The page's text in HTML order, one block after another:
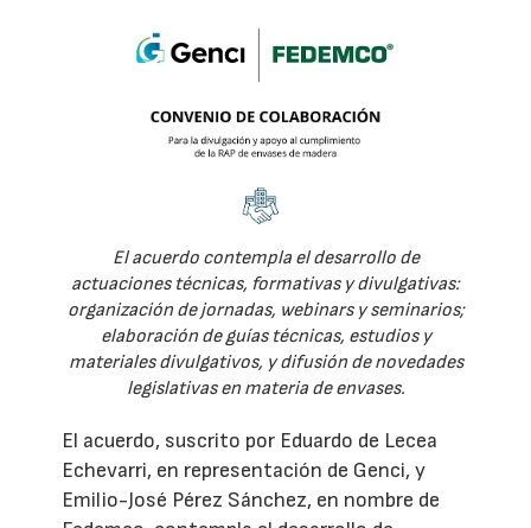
El acuerdo contempla el desarrollo de
actuaciones técnicas, formativas y divulgativas:
organización de jornadas, webinars y seminarios;
elaboración de guías técnicas, estudios y
materiales divulgativos, y difusión de novedades
legislativas en materia de envases.
El acuerdo, suscrito por Eduardo de Lecea
Echevarri, en representación de Genci, y
Emilio-José Pérez Sánchez, en nombre de